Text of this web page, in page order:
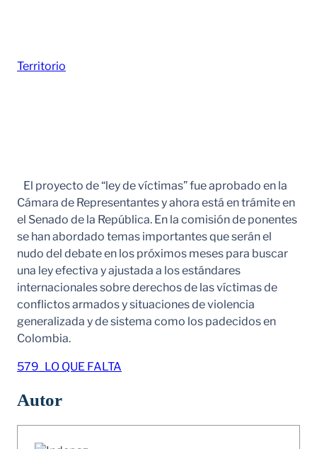
Territorio
El proyecto de “ley de víctimas” fue aprobado en la
Cámara de Representantes y ahora está en trámite en
el Senado de la República. En la comisión de ponentes
se han abordado temas importantes que serán el
nudo del debate en los próximos meses para buscar
una ley efectiva y ajustada a los estándares
internacionales sobre derechos de las víctimas de
conflictos armados y situaciones de violencia
generalizada y de sistema como los padecidos en
Colombia.
579_LO QUE FALTA
Autor